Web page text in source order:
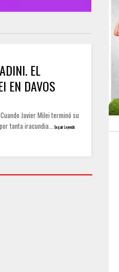
EL
EN DAVOS
Javier Milei terminó su
tanta iracundia... Seguir Leyendo